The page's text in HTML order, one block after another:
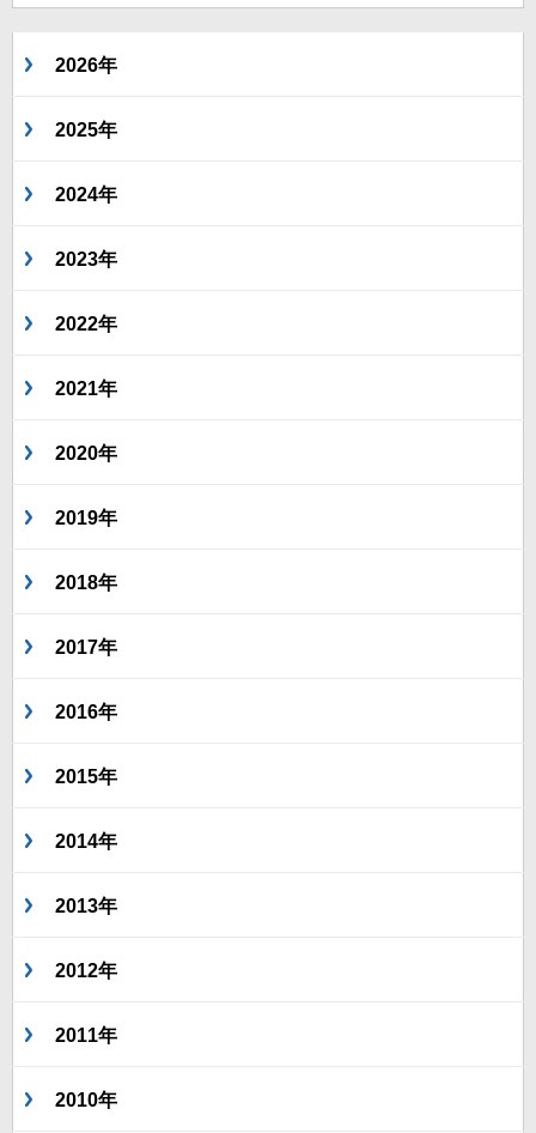
2026年
2025年
2024年
2023年
2022年
2021年
2020年
2019年
2018年
2017年
2016年
2015年
2014年
2013年
2012年
2011年
2010年